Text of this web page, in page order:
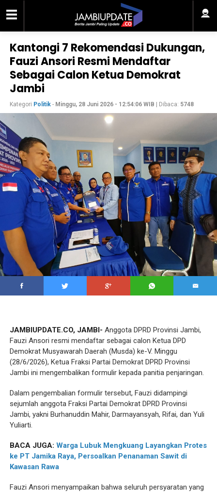
Kantongi 7 Rekomendasi Dukungan,
Fauzi Ansori Resmi Mendaftar
Sebagai Calon Ketua Demokrat
Jambi
Kategori Politik - Minggu, 28 Juni 2026 - 12:54:06 WIB | Dibaca: 5748
JAMBIUPDATE.CO, JAMBI- Anggota DPRD Provinsi Jambi,
Fauzi Ansori resmi mendaftar sebagai calon Ketua DPD
Demokrat Musyawarah Daerah (Musda) ke-V. Minggu
(28/6/2026), Ketua Fraksi Partai Demokrat DPRD Provinsi
Jambi ini mengembalikan formulir kepada panitia penjaringan.
Dalam pengembalian formulir tersebut, Fauzi didampingi
sejumlah anggota Fraksi Partai Demokrat DPRD Provinsi
Jambi, yakni Burhanuddin Mahir, Darmayansyah, Rifai, dan Yuli
Yuliarti.
BACA JUGA: Warga Lubuk Mengkuang Layangkan Protes
ke PT Jamika Raya, Persoalkan Penanaman Sawit di
Kawasan Rawa
Fauzi Ansori menyampaikan bahwa seluruh persyaratan yang